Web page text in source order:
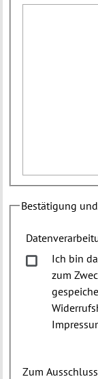
Bestätigung
Ich bin
zum
Zum